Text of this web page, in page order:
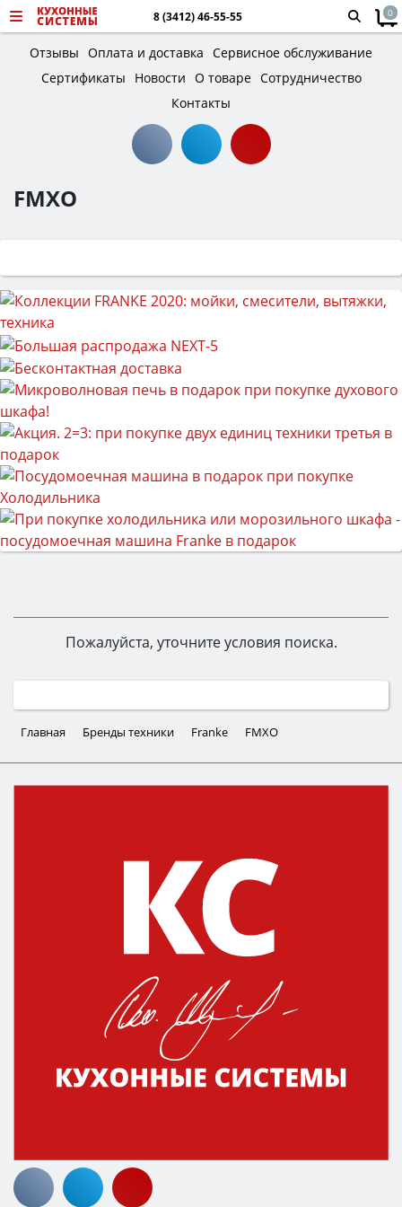
8 (3412) 46-55-55 0
Отзывы Оплата и доставка Сервисное обслуживание
Сертификаты
Новости О товаре Сотрудничество
Контакты
FMXO
Пожалуйста, уточните условия поиска.
Главная Бренды техники Franke FMXO